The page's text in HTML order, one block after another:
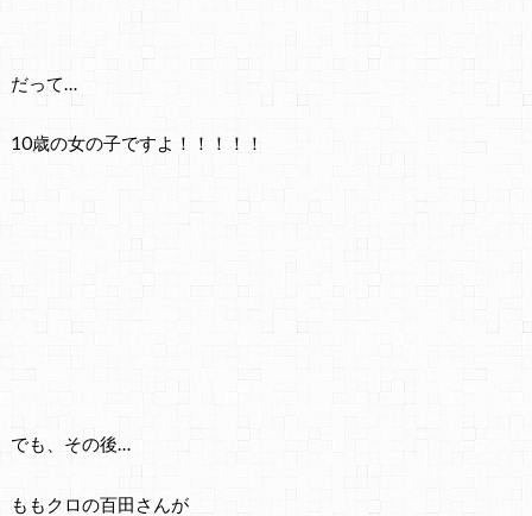
だって…
10歳の女の子ですよ！！！！！
でも、その後…
ももクロの百田さんが